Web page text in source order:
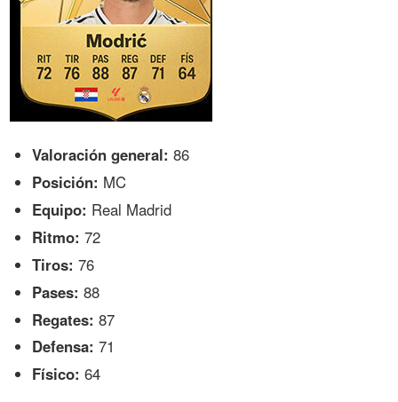
Valoración general: 86
Posición: MC
Equipo: Real Madrid
Ritmo: 72
Tiros: 76
Pases: 88
Regates: 87
Defensa: 71
Físico: 64